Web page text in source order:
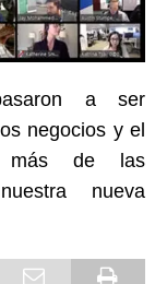
a ser
negocios y el
más de las
nueva